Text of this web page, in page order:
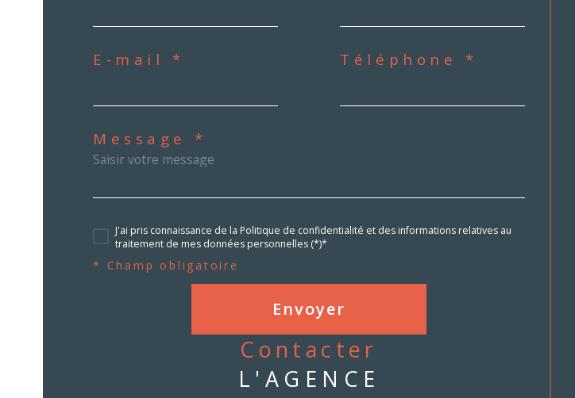
E-mail * Téléphone *
Message *
J'ai pris connaissance de la Politique de confidentialité et des informations relatives au
traitement de mes données personnelles (*)*
* Champ obligatoire
Envoyer
contacter
L'AGENCE